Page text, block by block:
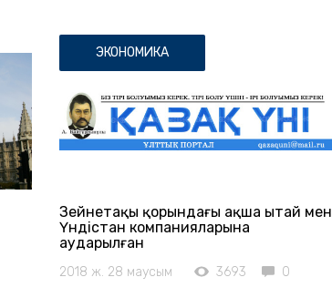
ЭКОНОМИКА
Зейнетақы қорындағы ақша Қытай мен
Үндістан компанияларына
аударылған
2018 ж. 28 маусым 3693 0